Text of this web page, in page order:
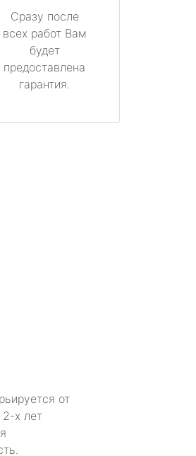
Сразу после
всех работ Вам
будет
предоставлена
гарантия.
от
2-х лет